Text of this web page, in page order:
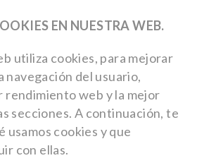
EN NUESTRA WEB.
utiliza cookies, para mejorar
navegación del usuario,
rendimiento web y la mejor
secciones. A continuación, te
usamos cookies y que
con ellas.